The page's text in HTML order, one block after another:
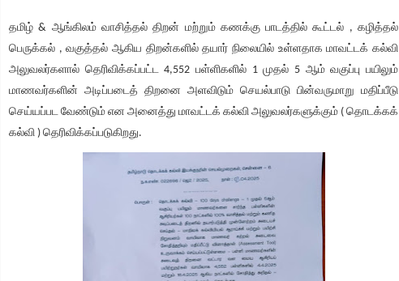
தமிழ் & ஆங்கிலம் வாசித்தல் திறன் மற்றும் கணக்கு பாடத்தில் கூட்டல் , கழித்தல்
பெருக்கல் , வகுத்தல் ஆகிய திறன்களில் தயார் நிலையில் உள்ளதாக மாவட்டக் கல்வி
அலுவலர்களால் தெரிவிக்கப்பட்ட 4,552 பள்ளிகளில் 1 முதல் 5 ஆம் வகுப்பு பயிலும்
மாணவர்களின் அடிப்படைத் திறனை அளவிடும் செயல்பாடு பின்வருமாறு மதிப்பீடு
செய்யப்பட வேண்டும் என அனைத்து மாவட்டக் கல்வி அலுவலர்களுக்கும் ( தொடக்கக்
கல்வி ) தெரிவிக்கப்படுகிறது.